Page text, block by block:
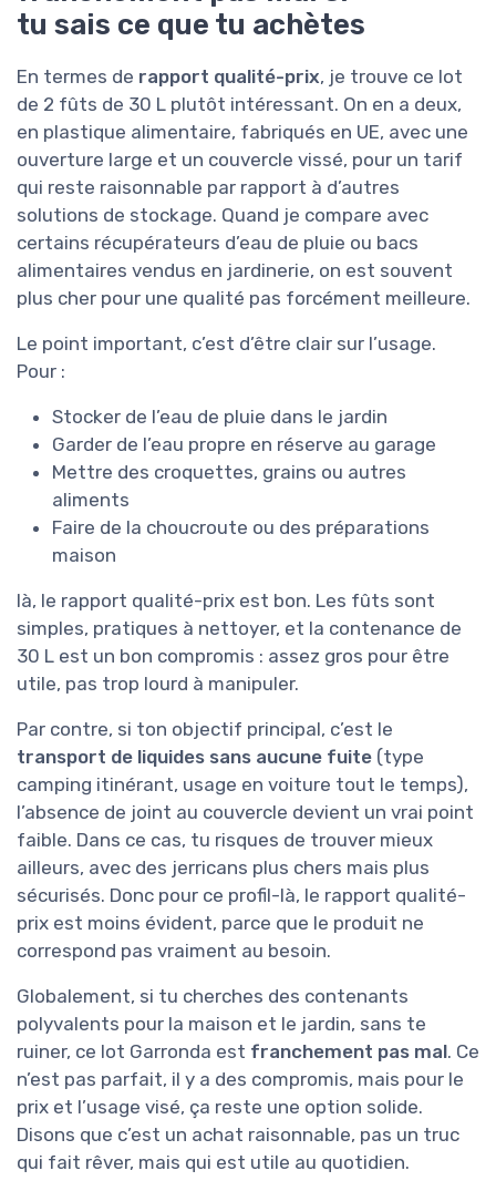
tu sais ce que tu achètes
En termes de rapport qualité-prix, je trouve ce lot
de 2 fûts de 30 L plutôt intéressant. On en a deux,
en plastique alimentaire, fabriqués en UE, avec une
ouverture large et un couvercle vissé, pour un tarif
qui reste raisonnable par rapport à d’autres
solutions de stockage. Quand je compare avec
certains récupérateurs d’eau de pluie ou bacs
alimentaires vendus en jardinerie, on est souvent
plus cher pour une qualité pas forcément meilleure.
Le point important, c’est d’être clair sur l’usage.
Pour :
Stocker de l’eau de pluie dans le jardin
Garder de l’eau propre en réserve au garage
Mettre des croquettes, grains ou autres
aliments
Faire de la choucroute ou des préparations
maison
là, le rapport qualité-prix est bon. Les fûts sont
simples, pratiques à nettoyer, et la contenance de
30 L est un bon compromis : assez gros pour être
utile, pas trop lourd à manipuler.
Par contre, si ton objectif principal, c’est le
transport de liquides sans aucune fuite (type
camping itinérant, usage en voiture tout le temps),
l’absence de joint au couvercle devient un vrai point
faible. Dans ce cas, tu risques de trouver mieux
ailleurs, avec des jerricans plus chers mais plus
sécurisés. Donc pour ce profil-là, le rapport qualité-
prix est moins évident, parce que le produit ne
correspond pas vraiment au besoin.
Globalement, si tu cherches des contenants
polyvalents pour la maison et le jardin, sans te
ruiner, ce lot Garronda est franchement pas mal. Ce
n’est pas parfait, il y a des compromis, mais pour le
prix et l’usage visé, ça reste une option solide.
Disons que c’est un achat raisonnable, pas un truc
qui fait rêver, mais qui est utile au quotidien.